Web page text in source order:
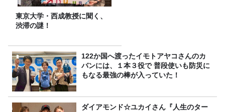
東京大学・西成教授に聞く、
渋滞の謎！
122か国へ渡ったイモトアヤコさんのカ
バンには、１本３役で 普段使いも防災に
もなる最強の棒が入っていた！
ダイアモンド☆ユカイさん『人生のター